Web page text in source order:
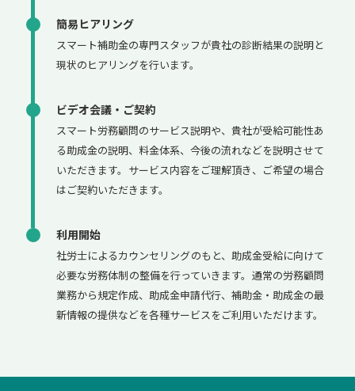
簡易ヒアリング
スマート補助金の専門スタッフが貴社の診断結果の説明と
現状のヒアリングを行います。
ビデオ会議・ご契約
スマート労務顧問のサービス説明や、貴社が受給可能性あ
る助成金の説明、料金体系、今後の流れなどを説明させて
いただきます。サービス内容をご理解頂き、ご希望の場合
はご契約いただきます。
利用開始
社労士によるカウンセリングのもと、助成金受給に向けて
必要な労務体制の整備を行っていきます。通常の労務顧問
業務から規定作成、助成金申請代行、補助金・助成金の最
新情報の提供などを各種サービスをご利用いただけます。